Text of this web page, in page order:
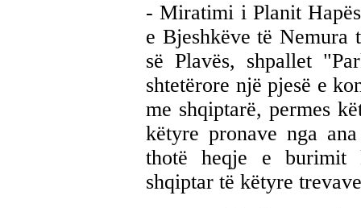
- Miratimi i Planit
e Bjeshkëve të Nemura
së Plavës, shpallet
shtetërore një pjesë e
me shqiptarë, permes
këtyre pronave nga
thotë heqje e burimit
shqiptar të këtyre